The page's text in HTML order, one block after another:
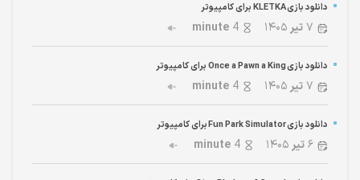
دانلود بازی KLETKA برای کامپیوتر
۷تیر۱۴۰۵ 4
minute
دانلود بازی Once a Pawn a King برای کامپیوتر
۷تیر۱۴۰۵ 4
minute
دانلود بازی Fun Park Simulator برای کامپیوتر
۶تیر۱۴۰۵ 4
minute